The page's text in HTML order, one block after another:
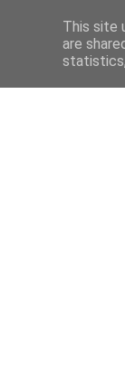
This site
are